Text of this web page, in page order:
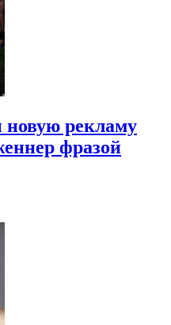
рекламу
фразой